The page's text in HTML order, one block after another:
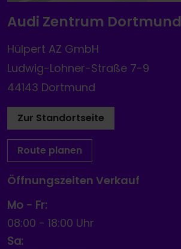
Audi Zentrum Dortmund
Hülpert AZ GmbH
Ludwig-Lohner-Straße 7-9
44143 Dortmund
Zur Standortseite
Route planen
Öffnungszeiten Verkauf
Mo - Fr:
08:00 - 18:00 Uhr
Sa: